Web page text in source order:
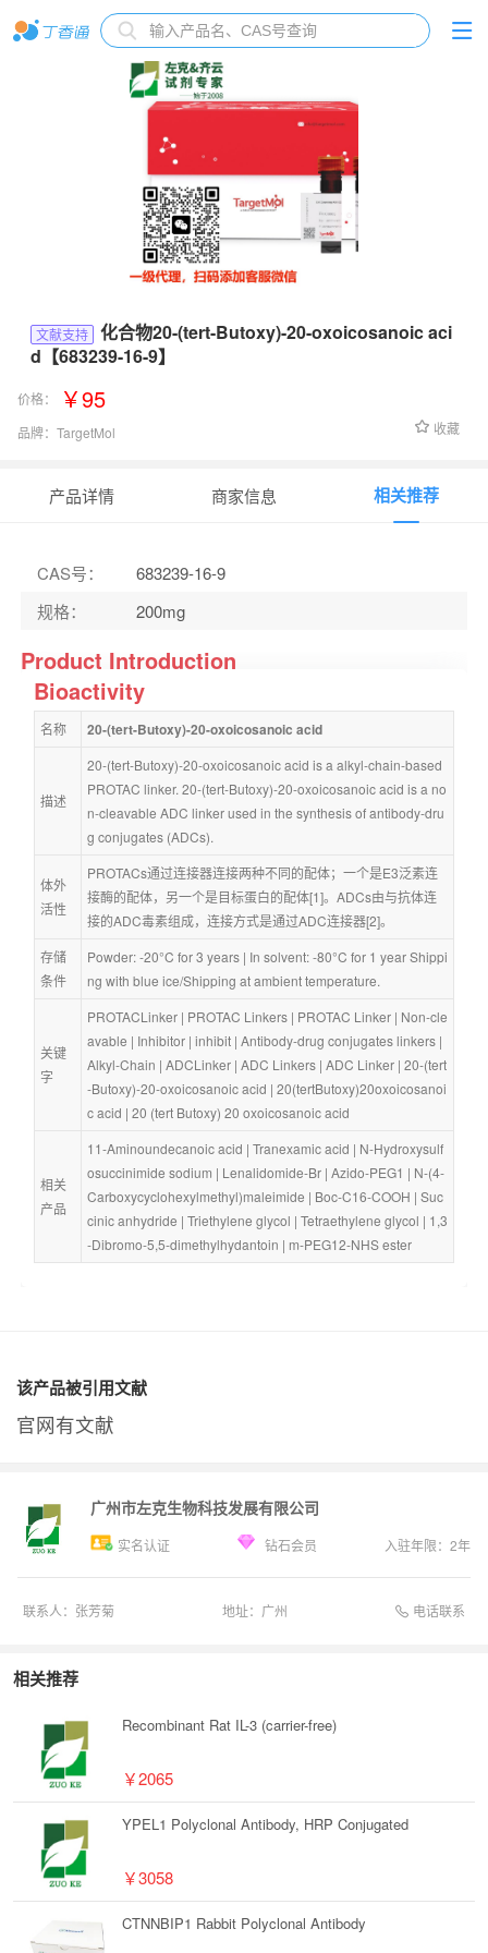
文献支持
化合物20-(tert-Butoxy)-20-oxoicosanoic aci
d【683239-16-9】
价格： ￥95
品牌： TargetMol 收藏
产品详情 商家信息 相关推荐
CAS号：
683239-16-9
规格： 200mg
Product Introduction
Bioactivity
名称 20-(tert-Butoxy)-20-oxoicosanoic acid
描述
20-(tert-Butoxy)-20-oxoicosanoic acid is a alkyl-chain-based
PROTAC linker. 20-(tert-Butoxy)-20-oxoicosanoic acid is a no
n-cleavable ADC linker used in the synthesis of antibody-dru
g conjugates (ADCs).
体外
活性
PROTACs通过连接器连接两种不同的配体；一个是E3泛素连
接酶的配体，另一个是目标蛋白的配体[1]。ADCs由与抗体连
接的ADC毒素组成，连接方式是通过ADC连接器[2]。
存储
条件
Powder: -20°C for 3 years | In solvent: -80°C for 1 year Shippi
ng with blue ice/Shipping at ambient temperature.
关键
字
PROTACLinker | PROTAC Linkers | PROTAC Linker | Non-cle
avable | Inhibitor | inhibit | Antibody-drug conjugates linkers
Alkyl-Chain | ADCLinker | ADC Linkers | ADC Linker | 20-(tert
-Butoxy)-20-oxoicosanoic acid | 20(tertButoxy)20oxoicosanoi
c acid | 20 (tert Butoxy) 20 oxoicosanoic acid
相关
产品
11-Aminoundecanoic acid | Tranexamic acid | N-Hydroxysulf
osuccinimide sodium | Lenalidomide-Br | Azido-PEG1 | N-(4-
Carboxycyclohexylmethyl)maleimide | Boc-C16-COOH | Suc
cinic anhydride | Triethylene glycol | Tetraethylene glycol | 1,3
-Dibromo-5,5-dimethylhydantoin | m-PEG12-NHS ester
该产品被引用文献
官网有文献
广州市左克生物科技发展有限公司
实名认证 钻石会员 入驻年限： 2年
联系人： 张芳菊 地址： 广州 电话联系
相关推荐
Recombinant Rat IL-3 (carrier-free)
￥2065
YPEL1 Polyclonal Antibody, HRP Conjugated
￥3058
CTNNBIP1 Rabbit Polyclonal Antibody